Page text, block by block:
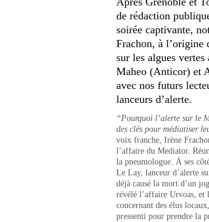
de rédaction
soirée captivante,
Frachon, à l’origine
sur les algues
Maheo (Anticor) et
avec nos futurs
lanceurs d’alerte.
“Pourquoi l’alerte sur le
des clés pour médiatiser
voix franche, Irène
l’affaire du Mediator.
la pneumologue. À ses
Le Lay, lanceur d’alerte
déjà causé la mort d’un
révélé l’affaire Urvoas, et
concernant des élus
pressenti pour prendre la